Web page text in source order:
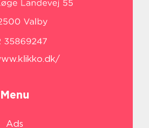
Menu
Ads